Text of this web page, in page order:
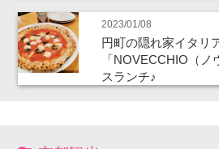
2023/01/08
円町の隠れ家イタリ
「NOVECCHIO（
スランチ♪